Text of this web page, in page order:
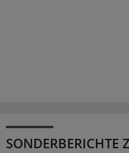
SONDERBERICHTE